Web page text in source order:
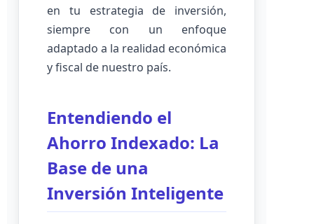
en tu estrategia de inversión,
siempre con un enfoque
adaptado a la realidad económica
y fiscal de nuestro país.
Entendiendo el
Ahorro Indexado: La
Base de una
Inversión Inteligente